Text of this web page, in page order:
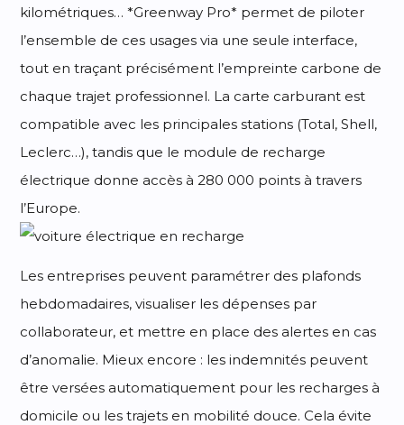
kilométriques… *Greenway Pro* permet de piloter
l’ensemble de ces usages via une seule interface,
tout en traçant précisément l’empreinte carbone de
chaque trajet professionnel. La carte carburant est
compatible avec les principales stations (Total, Shell,
Leclerc…), tandis que le module de recharge
électrique donne accès à 280 000 points à travers
l’Europe.
Les entreprises peuvent paramétrer des plafonds
hebdomadaires, visualiser les dépenses par
collaborateur, et mettre en place des alertes en cas
d’anomalie. Mieux encore : les indemnités peuvent
être versées automatiquement pour les recharges à
domicile ou les trajets en mobilité douce. Cela évite